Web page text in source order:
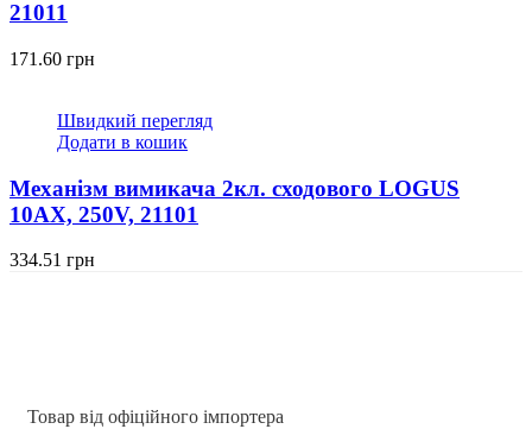
21011
171.60 грн
Швидкий перегляд
Додати в кошик
Механізм вимикача 2кл. сходового LOGUS
10АХ, 250V, 21101
334.51 грн
Товар від офіційного імпортера